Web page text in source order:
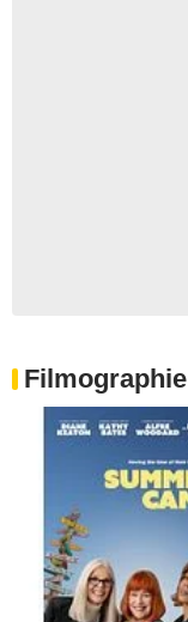
Filmographie